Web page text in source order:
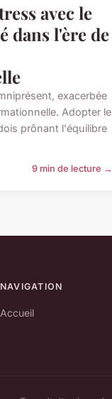
avec le
dans l'ère de
exacerbée
Adopter le
prônant l'équilibre
9 min de lecture →
NAVIGATION
Accueil